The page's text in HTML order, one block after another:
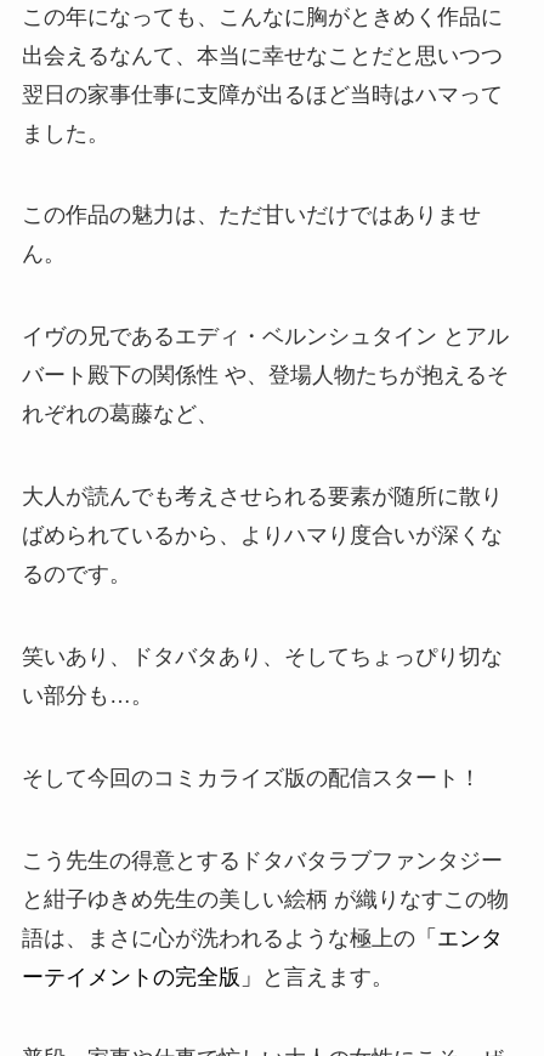
この年になっても、こんなに胸がときめく作品に
出会えるなんて、本当に幸せなことだと思いつつ
翌日の家事仕事に支障が出るほど当時はハマって
ました。
この作品の魅力は、ただ甘いだけではありませ
ん。
イヴの兄であるエディ・ベルンシュタイン とアル
バート殿下の関係性 や、登場人物たちが抱えるそ
れぞれの葛藤など、
大人が読んでも考えさせられる要素が随所に散り
ばめられているから、よりハマり度合いが深くな
るのです。
笑いあり、ドタバタあり、そしてちょっぴり切な
い部分も…。
そして今回のコミカライズ版の配信スタート！
こう先生の得意とするドタバタラブファンタジー
と紺子ゆきめ先生の美しい絵柄 が織りなすこの物
語は、まさに心が洗われるような極上の「エンタ
ーテイメントの完全版」
と言えます。